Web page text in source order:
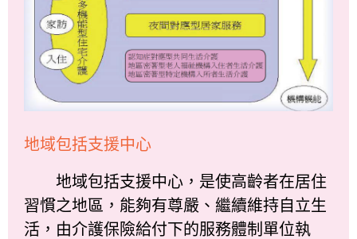
地域包括支援中心
地域包括支援中心，是使高齡者在居住
習慣之地區，能夠有尊嚴、繼續維持自立生
活，由介護保險給付下的服務體制單位執